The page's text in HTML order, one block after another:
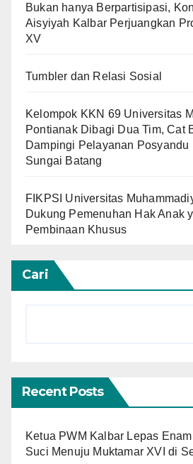
Bukan hanya Berpartisipasi,
Aisyiyah Kalbar Perjuangkan
XV
Tumbler dan Relasi Sosial
Kelompok KKN 69 Universitas
Pontianak Dibagi Dua Tim, Cat
Dampingi Pelayanan Posyandu
Sungai Batang
FIKPSI Universitas
Dukung Pemenuhan Hak Anak
Pembinaan Khusus
Cari
Recent Posts
Ketua PWM Kalbar Lepas
Suci Menuju Muktamar XVI di